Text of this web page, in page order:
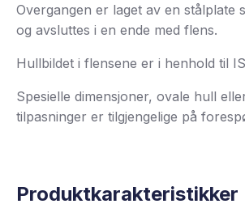
Overgangen er laget av en stålplate
og avsluttes i en ende med flens.
Hullbildet i flensene er i henhold til
Spesielle dimensjoner, ovale hull
tilpasninger er tilgjengelige på
Produktkarakteristikker